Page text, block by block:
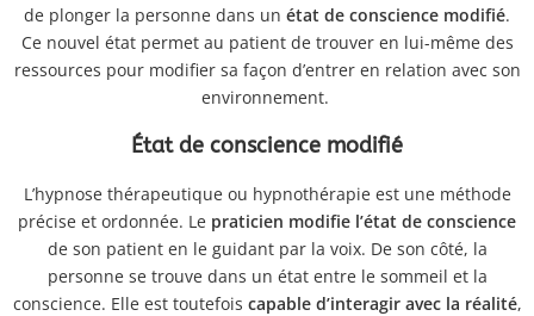
de plonger la personne dans un état de conscience modifié.
Ce nouvel état permet au patient de trouver en lui-même des
ressources pour modifier sa façon d’entrer en relation avec son
environnement.
État de conscience modifié
L’hypnose thérapeutique ou hypnothérapie est une méthode
précise et ordonnée. Le praticien modifie l’état de conscience
de son patient en le guidant par la voix. De son côté, la
personne se trouve dans un état entre le sommeil et la
conscience. Elle est toutefois capable d’interagir avec la réalité,